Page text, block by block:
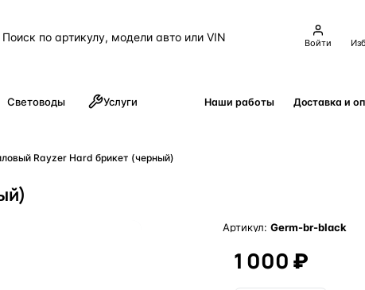
Войти
Световоды Услуги Наши работы Доставка и
Rayzer Hard брикет (черный)
Артикул: Germ-br-black
1 000 ₽